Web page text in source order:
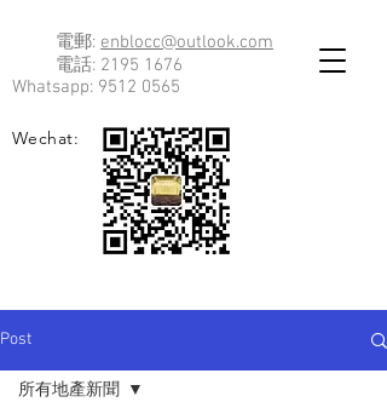
電郵: enblocc@outlook.com
電話: 2195 1676
Whatsapp: 9512 0565
Wechat:
Post
所有地產新聞